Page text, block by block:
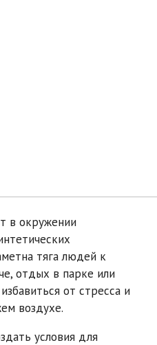
в окружении
тяга людей к
отдых в парке или
от стресса и
воздухе.
условия для